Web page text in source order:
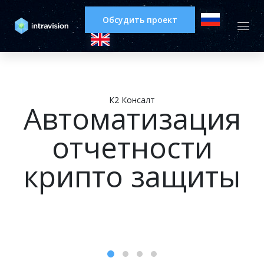
Обсудить проект
К2 Консалт
Автоматизация
отчетности
крипто защиты